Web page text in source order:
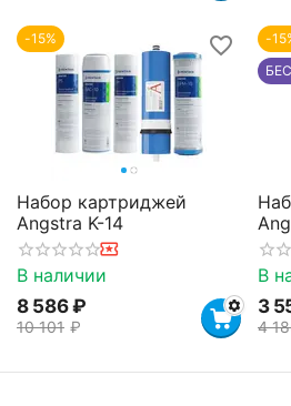
-15%
Набор картриджей
Angstra K-14
В наличии
8 586 ₽
10 101 ₽
-
В
3
4